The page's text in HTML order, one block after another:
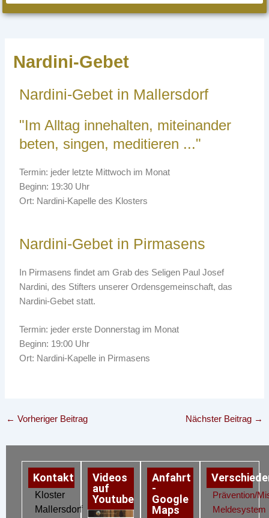
Nardini-Gebet
Nardini-Gebet in Mallersdorf
"Im Alltag innehalten, miteinander
beten, singen, meditieren ..."
Termin: jeder letzte Mittwoch im Monat
Beginn: 19:30 Uhr
Ort: Nardini-Kapelle des Klosters
Nardini-Gebet in Pirmasens
In Pirmasens findet am Grab des Seligen Paul Josef
Nardini, des Stifters unserer Ordensgemeinschaft, das
Nardini-Gebet statt.
Termin: jeder erste Donnerstag im Monat
Beginn: 19:00 Uhr
Ort: Nardini-Kapelle in Pirmasens
← Vorheriger Beitrag Nächster Beitrag →
Kontakt
Kloster
Mallersdorf
Videos
auf
Youtube
Anfahrt
-
Google
Maps
Prävention/
Meldesystem